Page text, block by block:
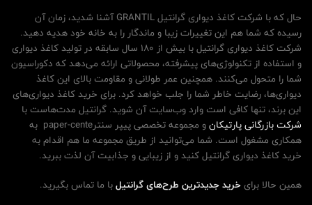
حال که با شرکت کاغذ دیواری گرانتیل GRANTIL آشنا شدید، زمان آن
رسیده که شما هم این تغییرات زیبا و ماندگار را به خانه خود هدیه دهید.
شرکت کاغذ دیواری گرانتیل با بیش از 180 سال سابقه در تولید کاغذ دیواری
و استفاده از تکنولوژی‌های پیشرفته، محصولاتی ارائه می‌دهد که دکوراسیون
شما را متحول می‌کنند. همچنین عمر طولانی و مقاومت بالای این کاغذ
دیواری‌ها، رضایت خاطر شما را جلب خواهد کرد. برای خرید کاغذ دیواری‌های
این برند، تنها کافی است وارد وب‌سایت آن شوید. گرانتیل مدت‌هاست با
شرکت بازرگانی پارتیکان
و مجموعه تخصصی پیپر سنترpaper-cente به
همکاری مشغول است. شما می‌توانید از طریق مجموعه ما هم اقدام به
خرید کاغذ دیواری گرانتیل کنید و از زیبایی و جذابیت آن لذت ببرید.
همین حالا برای خرید جدیدترین طرح‌های گرانتیلبا ما تماس بگیرید.